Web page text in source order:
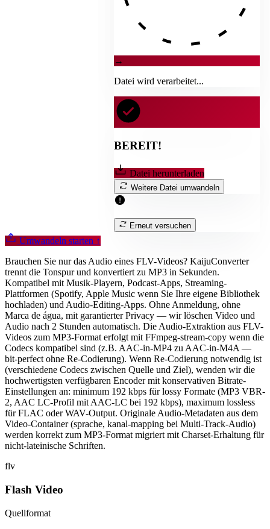
→
Datei wird verarbeitet...
BEREIT!
Datei herunterladen
Weitere Datei umwandeln
Erneut versuchen
Umwandeln starten ↑
Brauchen Sie nur das Audio eines FLV-Videos? KaijuConverter
trennt die Tonspur und konvertiert zu MP3 in Sekunden.
Kompatibel mit Musik-Playern, Podcast-Apps, Streaming-
Plattformen (Spotify, Apple Music wenn Sie Ihre eigene Bibliothek
hochladen) und Audio-Editing-Apps. Ohne Anmeldung, ohne
Marca de água, mit garantierter Privacy — wir löschen Video und
Audio nach 2 Stunden automatisch. Die Audio-Extraktion aus FLV-
Videos zum MP3-Format erfolgt mit FFmpeg-stream-copy wenn die
Codecs kompatibel sind (z.B. AAC-in-MP4 zu AAC-in-M4A —
bit-perfect ohne Re-Codierung). Wenn Re-Codierung notwendig ist
(verschiedene Codecs zwischen Quelle und Ziel), wenden wir die
hochwertigsten verfügbaren Encoder mit konservativen Bitrate-
Einstellungen an: minimum 192 kbps für lossy Formate (MP3 VBR-
2, AAC LC-Profil mit AAC-LC bei 192 kbps), maximum lossless
für FLAC oder WAV-Output. Originale Audio-Metadaten aus dem
Video-Container (sprache, kanal-mapping bei Multi-Track-Audio)
werden korrekt zum MP3-Format migriert mit Charset-Erhaltung für
nicht-lateinische Schriften.
flv
Flash Video
Quellformat